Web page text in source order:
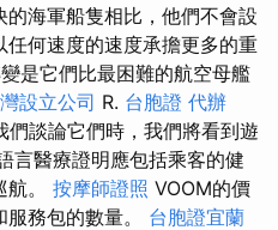
海軍船隻相比，他們不會設
何速度的速度承擔更多的重
是它們比最困難的航空母艦
設立公司 R. 台胞證 代辦
們談論它們時，我們將看到遊
言醫療證明應包括乘客的健
。 按摩師證照 VOOM的價
務包的數量。 台胞證宜蘭